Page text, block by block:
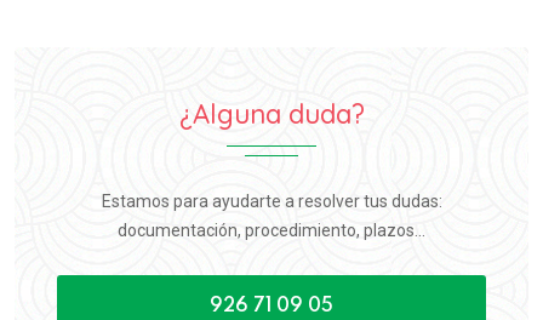
¿Alguna duda?
Estamos para ayudarte a resolver tus dudas:
documentación, procedimiento, plazos...
926 71 09 05